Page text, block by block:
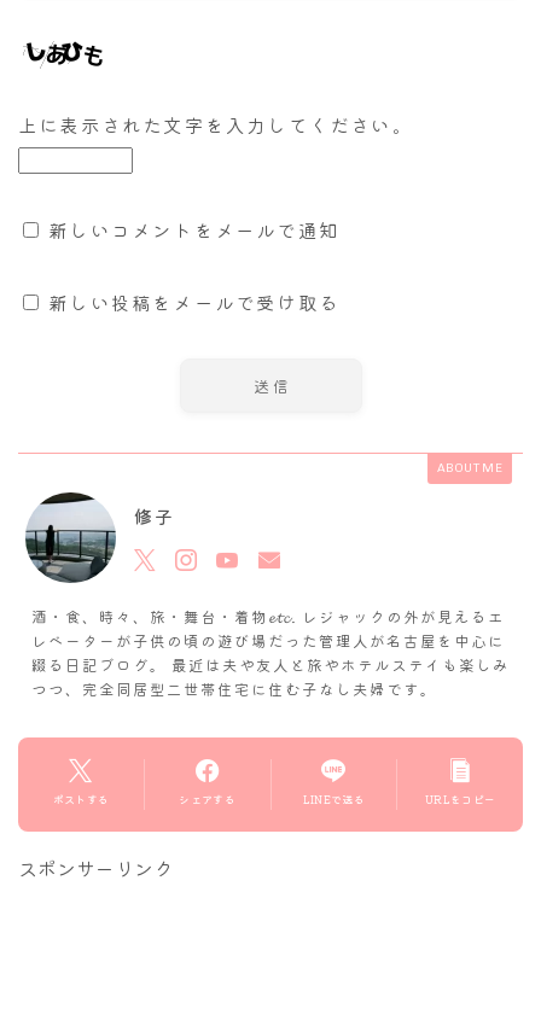
上に表示された文字を入力してください。
新しいコメントをメールで通知
新しい投稿をメールで受け取る
ABOUT ME
修子
酒・食、時々、旅・舞台・着物𝓮𝓽𝓬. レジャックの外が見えるエ
レベーターが子供の頃の遊び場だった管理人が名古屋を中心に
綴る日記ブログ。 最近は夫や友人と旅やホテルステイも楽しみ
つつ、完全同居型二世帯住宅に住む子なし夫婦です。
ポストする シェアする LINEで送る URLをコピー
スポンサーリンク